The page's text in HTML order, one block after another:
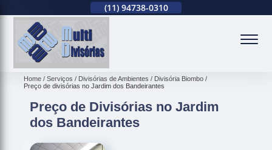
(11) 94738-0310
Home Serviços Divisórias de Ambientes
Divisória Biombo
Preço de divisórias no Jardim dos Bandeirantes
Preço de Divisórias no Jardim
dos Bandeirantes